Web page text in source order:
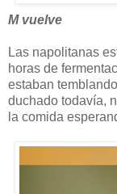
M vuelve
Las napolitanas
horas de
estaban
duchado todavía,
la comida